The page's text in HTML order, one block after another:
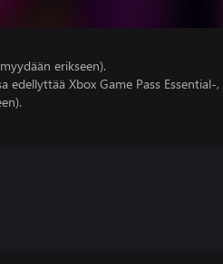
erikseen).
edellyttää Xbox Game Pass